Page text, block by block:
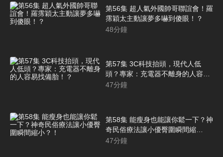
第56集 超人氣外國帥哥聯誼會！羅
霈穎太主動讓夢多嚇到傻眼！？
48分鐘
第57集 3C科技抬頭，現代人低
頭？專家：充電器不離身的人容易
找備胎！？
47分鐘
第58集 能瘦身也能讓你鬆一下？神
奇民俗療法讓小優臀圍瞬間縮
小？！
47分鐘